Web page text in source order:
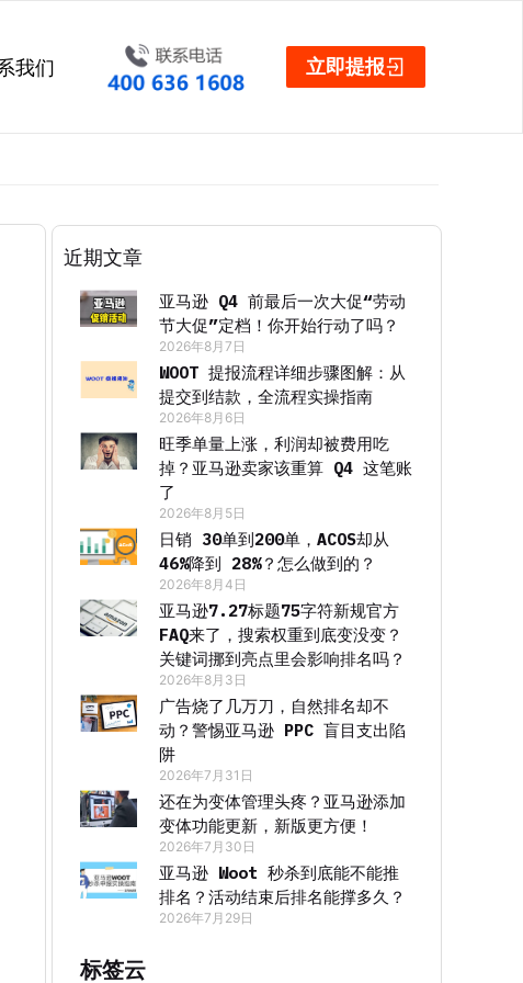
我们 立即提报
近期文章
亚马逊 Q4 前最后一次大促“劳动
节大促”定档！你开始行动了吗？
2026年8月7日
WOOT 提报流程详细步骤图解：从
提交到结款，全流程实操指南
2026年8月6日
旺季单量上涨，利润却被费用吃
掉？亚马逊卖家该重算 Q4 这笔账
了
2026年8月5日
日销 30单到200单，ACOS却从
46%降到 28%？怎么做到的？
2026年8月4日
亚马逊7.27标题75字符新规官方
FAQ来了，搜索权重到底变没变？
关键词挪到亮点里会影响排名吗？
2026年8月3日
广告烧了几万刀，自然排名却不
动？警惕亚马逊 PPC 盲目支出陷
阱
2026年7月31日
还在为变体管理头疼？亚马逊添加
变体功能更新，新版更方便！
2026年7月30日
亚马逊 Woot 秒杀到底能不能推
排名？活动结束后排名能撑多久？
2026年7月29日
标签云